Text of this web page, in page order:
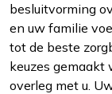
besluitvorming
en uw familie
tot de beste
keuzes gemaakt
overleg met u.